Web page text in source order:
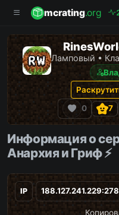
mcrating.org
Ламповый •
0
7
Информация о
Анархия и Гриф ⚡
IP